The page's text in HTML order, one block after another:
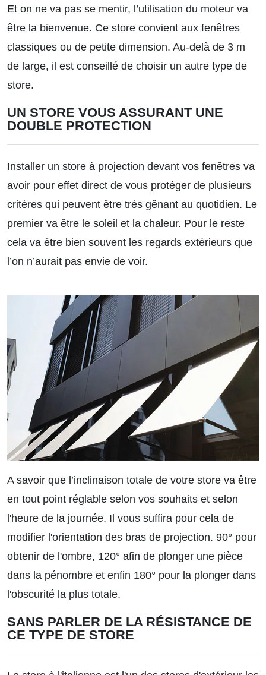
Et on ne va pas se mentir, l’utilisation du moteur va
être la bienvenue. Ce store convient aux fenêtres
classiques ou de petite dimension. Au-delà de 3 m
de large, il est conseillé de choisir un autre type de
store.
UN STORE VOUS ASSURANT UNE
DOUBLE PROTECTION
Installer un store à projection devant vos fenêtres va
avoir pour effet direct de vous protéger de plusieurs
critères qui peuvent être très gênant au quotidien. Le
premier va être le soleil et la chaleur. Pour le reste
cela va être bien souvent les regards extérieurs que
l’on n’aurait pas envie de voir.
A savoir que l’inclinaison totale de votre store va être
en tout point réglable selon vos souhaits et selon
l'heure de la journée. Il vous suffira pour cela de
modifier l'orientation des bras de projection. 90° pour
obtenir de l'ombre, 120° afin de plonger une pièce
dans la pénombre et enfin 180° pour la plonger dans
l'obscurité la plus totale.
SANS PARLER DE LA RÉSISTANCE DE
CE TYPE DE STORE